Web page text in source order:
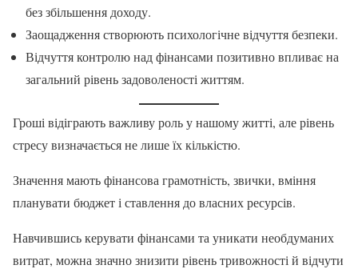
без збільшення доходу.
Заощадження створюють психологічне відчуття безпеки.
Відчуття контролю над фінансами позитивно впливає на
загальний рівень задоволеності життям.
Гроші відіграють важливу роль у нашому житті, але рівень
стресу визначається не лише їх кількістю.
Значення мають фінансова грамотність, звички, вміння
планувати бюджет і ставлення до власних ресурсів.
Навчившись керувати фінансами та уникати необдуманих
витрат, можна значно знизити рівень тривожності й відчути